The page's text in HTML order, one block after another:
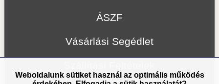
ÁSZF
Vásárlási Segédlet
Weboldalunk sütiket használ az optimális működés